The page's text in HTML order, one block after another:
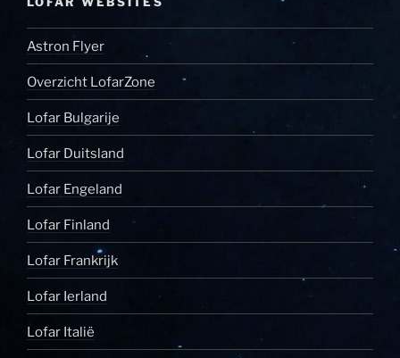
Astron Flyer
Overzicht LofarZone
Lofar Bulgarije
Lofar Duitsland
Lofar Engeland
Lofar Finland
Lofar Frankrijk
Lofar Ierland
Lofar Italië